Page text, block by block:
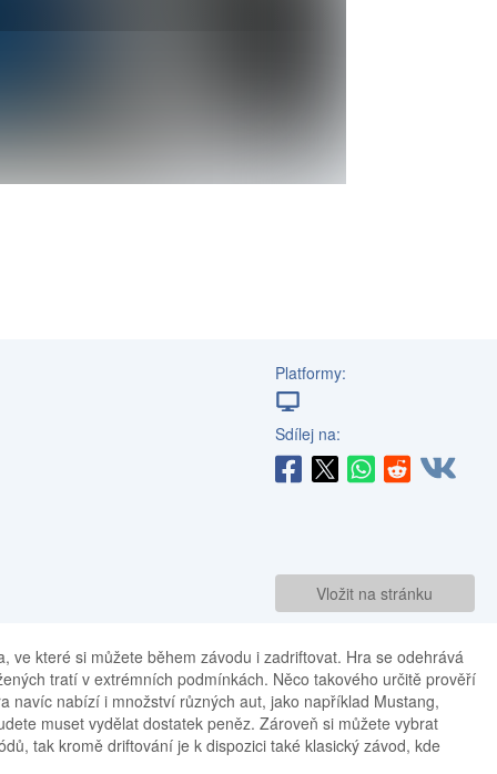
Platformy:
Sdílej na:
Vložit na stránku
ve které si můžete během závodu i zadriftovat. Hra se odehrává
tratí v extrémních podmínkách. Něco takového určitě prověří
navíc nabízí i množství různých aut, jako například Mustang,
muset vydělat dostatek peněz. Zároveň si můžete vybrat
tak kromě driftování je k dispozici také klasický závod, kde